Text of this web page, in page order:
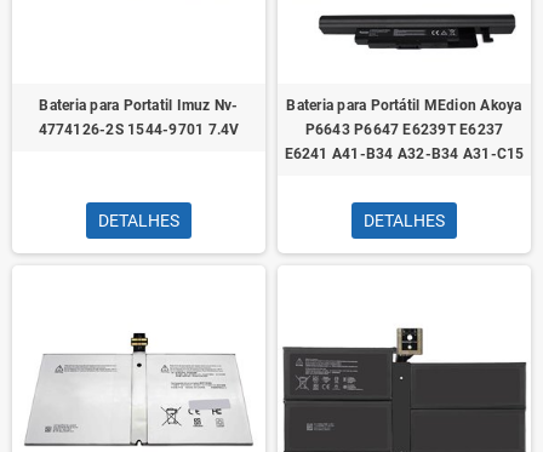
Bateria para Portatil Imuz Nv-
4774126-2S 1544-9701 7.4V
DETALHES
Bateria para Portátil MEdion Akoya
P6643 P6647 E6239T E6237
E6241 A41-B34 A32-B34 A31-C15
DETALHES